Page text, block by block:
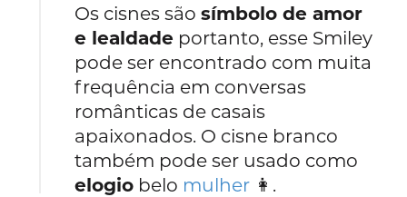
Os cisnes sãosímbolo de amor
e lealdade portanto, esse Smiley
pode ser encontrado com muita
frequência em conversas
românticas de casais
apaixonados. O cisne branco
também pode ser usado como
elogio belo mulher 👩.